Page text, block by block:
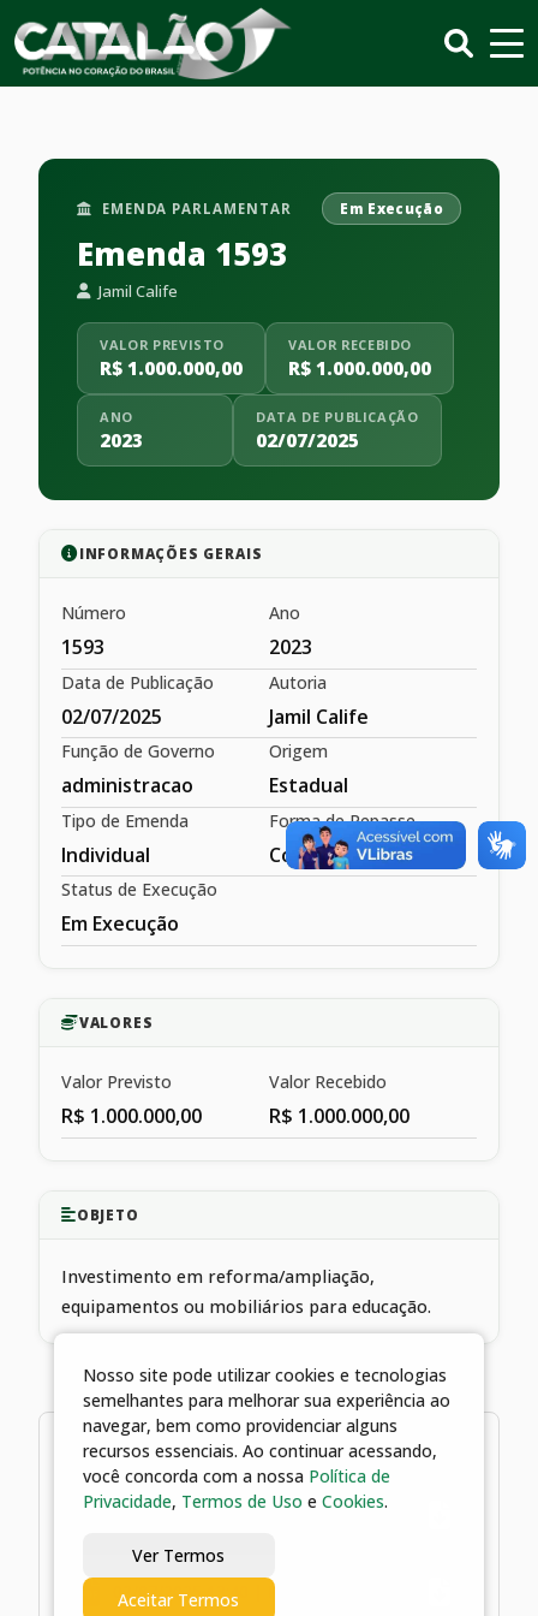
EMENDA PARLAMENTAR Em Execução
Emenda 1593
Jamil Calife
VALOR PREVISTO
R$ 1.000.000,00
VALOR RECEBIDO
R$ 1.000.000,00
ANO
2023
DATA DE PUBLICAÇÃO
02/07/2025
INFORMAÇÕES GERAIS
Número
1593
Ano
2023
Data de Publicação
02/07/2025
Autoria
Jamil Calife
Função de Governo
administracao
Origem
Estadual
Tipo de Emenda
Individual
Forma de Repasse
Convênio
Status de Execução
Em Execução
VALORES
Valor Previsto
R$ 1.000.000,00
Valor Recebido
R$ 1.000.000,00
OBJETO
Investimento em reforma/ampliação,
equipamentos ou mobiliários para educação.
2 arquivos
02/07/2025 13:40 | Convênio 360-
02/07/2025 13:40 | Plano de trabalho
Nosso site pode utilizar cookies e tecnologias
semelhantes para melhorar sua experiência ao
navegar, bem como providenciar alguns
recursos essenciais. Ao continuar acessando,
você concorda com a nossa Política de
Privacidade, Termos de Uso e Cookies.
Ver Termos
Aceitar Termos